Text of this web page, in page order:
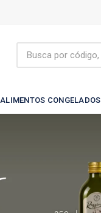
ALIMENTOS CONGELADOS